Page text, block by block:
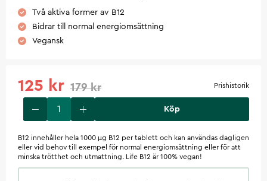
Två aktiva former av B12
Bidrar till normal energiomsättning
Vegansk
125 kr 179 kr Prishistorik
Köp
B12 innehåller hela 1000 μg B12 per tablett och kan användas dagligen
eller vid behov till exempel för normal energiomsättning eller för att
minska trötthet och utmattning. Life B12 är 100% vegan!